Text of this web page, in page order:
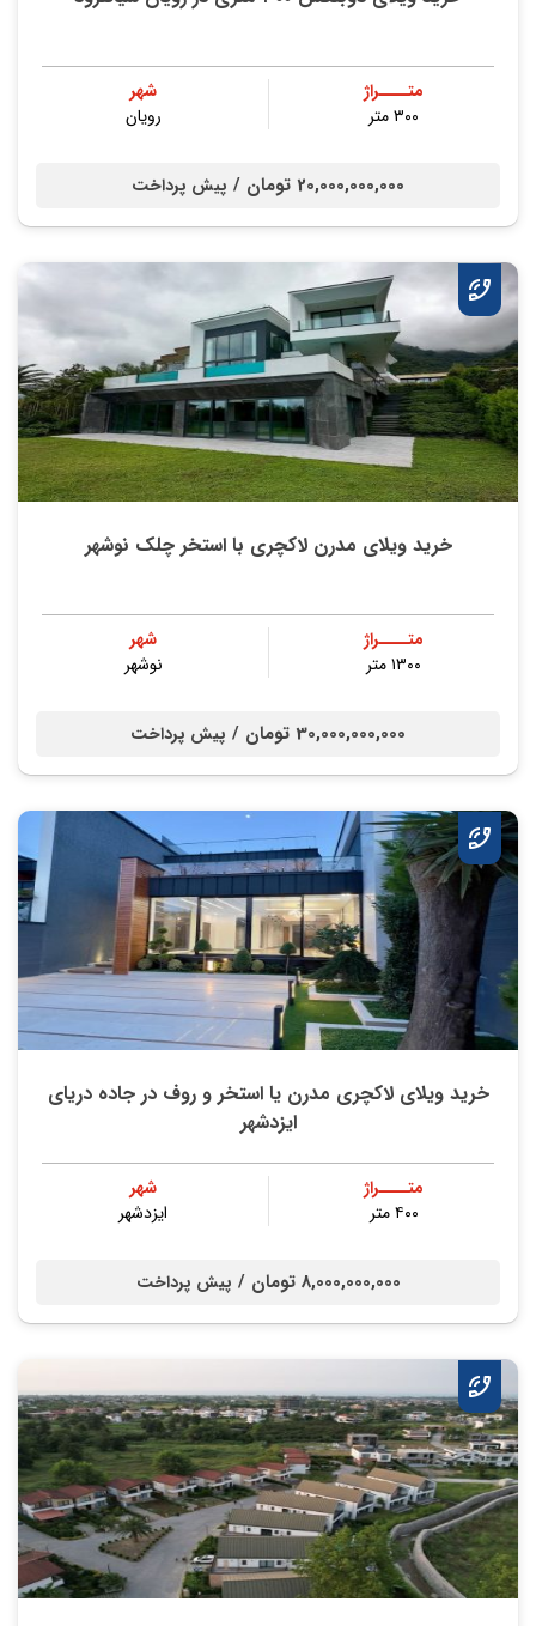
متــــراژ
۳۰۰ متر
شهر
رویان
20,000,000,000 تومان / پیش پرداخت
خرید ویلای مدرن لاکچری با استخر چلک نوشهر
متــــراژ
۱۳۰۰ متر
شهر
نوشهر
30,000,000,000 تومان / پیش پرداخت
خرید ویلای لاکچری مدرن یا استخر و روف در جاده دریای
ایزدشهر
متــــراژ
۴۰۰ متر
شهر
ایزدشهر
8,000,000,000 تومان / پیش پرداخت